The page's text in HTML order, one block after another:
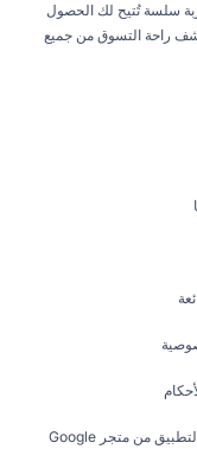
سلسة تُتيح لك الحصول
راحة التسوق من جميع
قم بتحميل التطبيق من متجر Google